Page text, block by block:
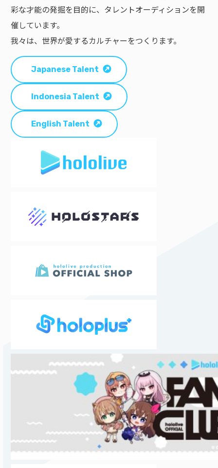
彩な才能の発掘を目的に、タレントオーディションを開
催しています。
我々は、世界が愛するカルチャーをつくります。
Japanese Talent
Indonesia Talent
English Talent